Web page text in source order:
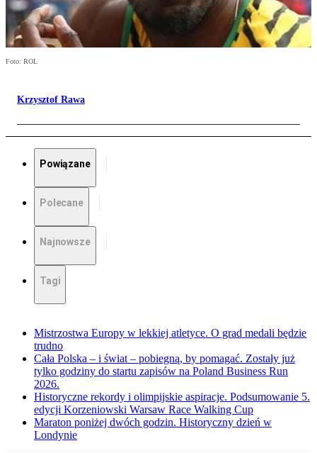
Foto: ROL
Krzysztof Rawa
Powiązane
Polecane
Najnowsze
Tagi
Mistrzostwa Europy w lekkiej atletyce. O grad medali będzie
trudno
Cała Polska – i świat – pobiegną, by pomagać. Zostały już
tylko godziny do startu zapisów na Poland Business Run
2026.
Historyczne rekordy i olimpijskie aspiracje. Podsumowanie 5.
edycji Korzeniowski Warsaw Race Walking Cup
Maraton poniżej dwóch godzin. Historyczny dzień w
Londynie